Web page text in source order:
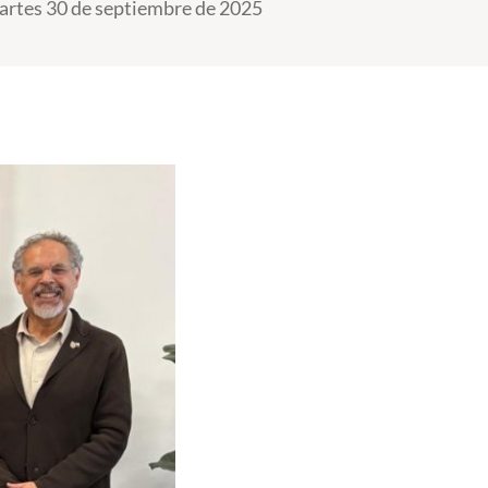
30 de septiembre de 2025